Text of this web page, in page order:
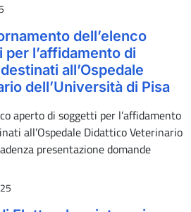
dell’elenco
l’affidamento di
all’Ospedale
dell’Università di Pisa
aperto di soggetti per l’affidamento
all’Ospedale Didattico Veterinario
presentazione domande